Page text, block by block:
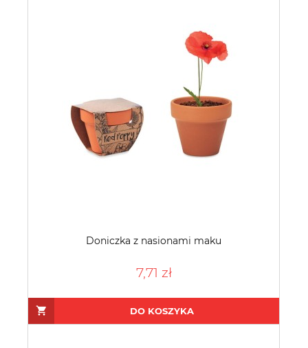
Doniczka z nasionami maku
7,71 zł
DO KOSZYKA